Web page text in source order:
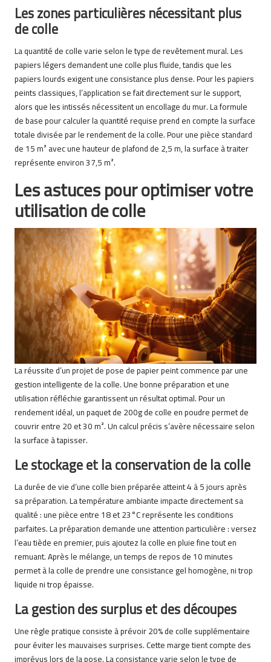
Les zones particulières nécessitant plus
de colle
La quantité de colle varie selon le type de revêtement mural. Les
papiers légers demandent une colle plus fluide, tandis que les
papiers lourds exigent une consistance plus dense. Pour les papiers
peints classiques, l’application se fait directement sur le support,
alors que les intissés nécessitent un encollage du mur. La formule
de base pour calculer la quantité requise prend en compte la surface
totale divisée par le rendement de la colle. Pour une pièce standard
de 15 m² avec une hauteur de plafond de 2,5 m, la surface à traiter
représente environ 37,5 m².
Les astuces pour optimiser votre
utilisation de colle
La réussite d’un projet de pose de papier peint commence par une
gestion intelligente de la colle. Une bonne préparation et une
utilisation réfléchie garantissent un résultat optimal. Pour un
rendement idéal, un paquet de 200g de colle en poudre permet de
couvrir entre 20 et 30 m². Un calcul précis s’avère nécessaire selon
la surface à tapisser.
Le stockage et la conservation de la colle
La durée de vie d’une colle bien préparée atteint 4 à 5 jours après
sa préparation. La température ambiante impacte directement sa
qualité : une pièce entre 18 et 23°C représente les conditions
parfaites. La préparation demande une attention particulière : versez
l’eau tiède en premier, puis ajoutez la colle en pluie fine tout en
remuant. Après le mélange, un temps de repos de 10 minutes
permet à la colle de prendre une consistance gel homogène, ni trop
liquide ni trop épaisse.
La gestion des surplus et des découpes
Une règle pratique consiste à prévoir 20% de colle supplémentaire
pour éviter les mauvaises surprises. Cette marge tient compte des